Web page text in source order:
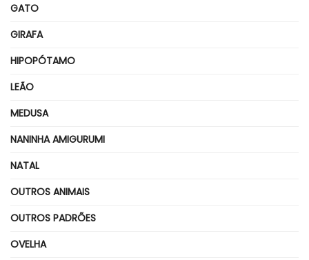
GATO
GIRAFA
HIPOPÓTAMO
LEÃO
MEDUSA
NANINHA AMIGURUMI
NATAL
OUTROS ANIMAIS
OUTROS PADRÕES
OVELHA